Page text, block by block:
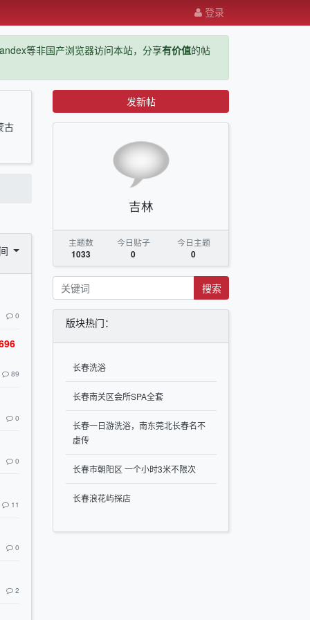
登录
等非国产浏览器访问本站，分享有价值的帖
古
0
89
0
0
11
0
2
发新帖
吉林
主题数
1033
今日贴子
0
今日主题
0
搜索
版块热门：
长春洗浴
长春南关区会所SPA全套
长春一日游洗浴，南东莞北长春名不
虚传
长春市朝阳区 一个小时3米不限次
长春浪花屿探店